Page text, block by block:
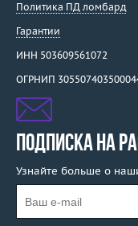
Политика ПД ломбард
Гарантии
ИНН 503609561072
ОГРНИП
ПОДПИСКА НА
Узнайте больше о